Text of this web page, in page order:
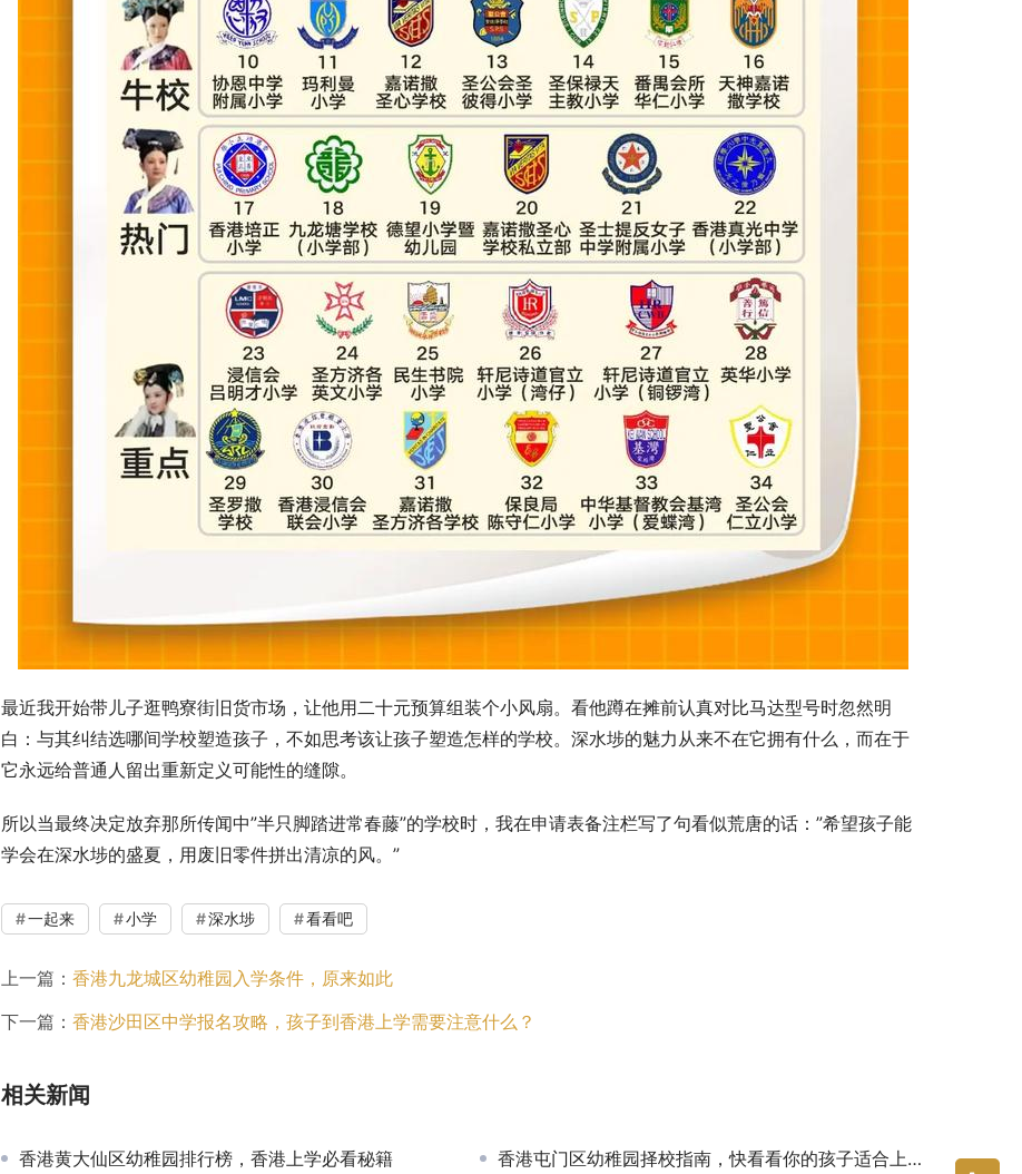
最近我开始带儿子逛鸭寮街旧货市场，让他用二十元预算组装个小风扇。看他蹲在摊前认真对比马达型号时忽然明
白：与其纠结选哪间学校塑造孩子，不如思考该让孩子塑造怎样的学校。深水埗的魅力从来不在它拥有什么，而在于
它永远给普通人留出重新定义可能性的缝隙。
所以当最终决定放弃那所传闻中”半只脚踏进常春藤”的学校时，我在申请表备注栏写了句看似荒唐的话：”希望孩子能
学会在深水埗的盛夏，用废旧零件拼出清凉的风。”
一起来 小学 深水埗 看看吧
上一篇： 香港九龙城区幼稚园入学条件，原来如此
下一篇： 香港沙田区中学报名攻略，孩子到香港上学需要注意什么？
相关新闻
香港黄大仙区幼稚园排行榜，香港上学必看秘籍 香港屯门区幼稚园择校指南，快看看你的孩子适合上香港的学校吗？